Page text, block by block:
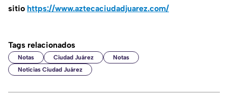
sitio https://www.aztecaciudadjuarez.com/
Tags relacionados
Notas Ciudad Juárez
Notas
Noticias Ciudad Juárez